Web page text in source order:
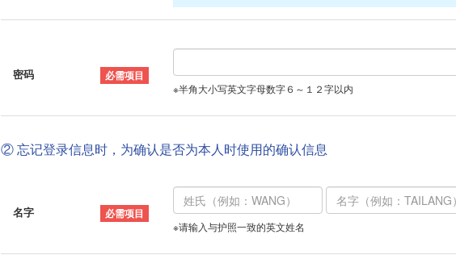
密码
※半角大小写英文字母数字６～１２字以内
② 忘记登录信息时，为确认是否为本人时使用的确认信息
名字
※请输入与护照一致的英文姓名